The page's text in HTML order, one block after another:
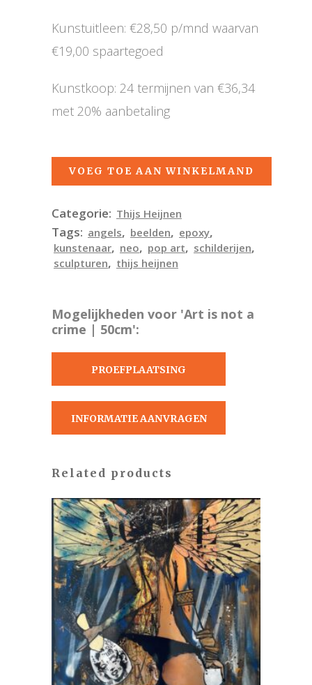
Kunstuitleen: €28,50 p/mnd waarvan
€19,00 spaartegoed
Kunstkoop: 24 termijnen van €36,34
met 20% aanbetaling
VOEG TOE AAN WINKELMAND
Categorie: Thijs Heijnen
Tags: angels, beelden, epoxy,
kunstenaar, neo, pop art, schilderijen,
sculpturen, thijs heijnen
Mogelijkheden voor 'Art is not a
crime | 50cm':
PROEFPLAATSING
INFORMATIE AANVRAGEN
Related products